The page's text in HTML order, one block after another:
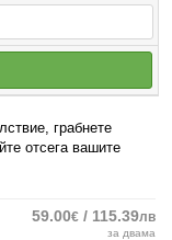
грабнете
отсега вашите
59.00€ / 115.39лв
за двама